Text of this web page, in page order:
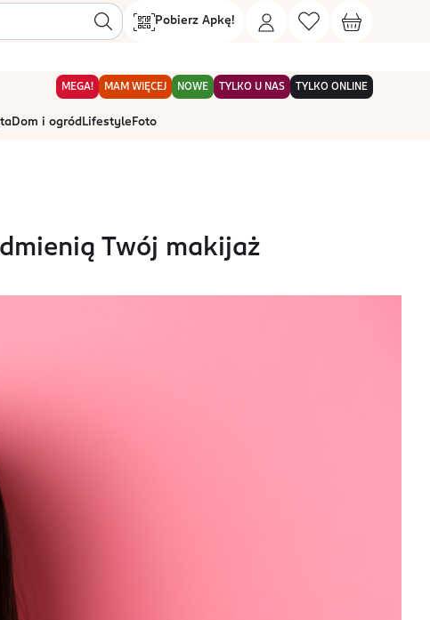
Pobierz Apkę!
MEGA! MAM WIĘCEJ NOWE TYLKO U NAS TYLKO ONLINE
Dom i ogród Lifestyle Foto
Twój makijaż